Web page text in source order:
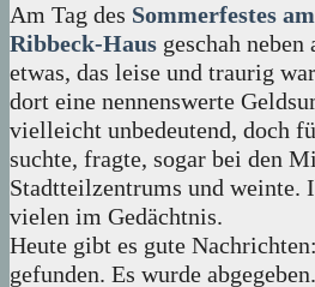
Am Tag des Sommerfestes
Ribbeck-Haus geschah
etwas, das leise und traurig
dort eine nennenswerte
vielleicht unbedeutend, doch
suchte, fragte, sogar bei den
Stadtteilzentrums und weinte.
vielen im Gedächtnis.
Heute gibt es gute
gefunden. Es wurde